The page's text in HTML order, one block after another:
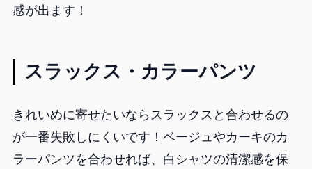
感が出ます！
スラックス・カラーパンツ
きれいめに寄せたいならスラックスと合わせるの
が一番失敗しにくいです！ベージュやカーキのカ
ラーパンツを合わせれば、白シャツの清潔感を保